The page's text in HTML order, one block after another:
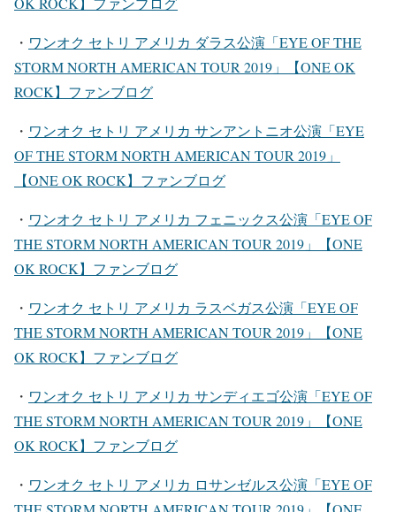
・ ワンオク セトリ アメリカ ダラス公演「EYE OF THE
STORM NORTH AMERICAN TOUR 2019」【ONE OK
ROCK】ファンブログ
・ ワンオク セトリ アメリカ サンアントニオ公演「EYE
OF THE STORM NORTH AMERICAN TOUR 2019」
【ONE OK ROCK】ファンブログ
・ ワンオク セトリ アメリカ フェニックス公演「EYE OF
THE STORM NORTH AMERICAN TOUR 2019」【ONE
OK ROCK】ファンブログ
・ ワンオク セトリ アメリカ ラスベガス公演「EYE OF
THE STORM NORTH AMERICAN TOUR 2019」【ONE
OK ROCK】ファンブログ
・ ワンオク セトリ アメリカ サンディエゴ公演「EYE OF
THE STORM NORTH AMERICAN TOUR 2019」【ONE
OK ROCK】ファンブログ
・ ワンオク セトリ アメリカ ロサンゼルス公演「EYE OF